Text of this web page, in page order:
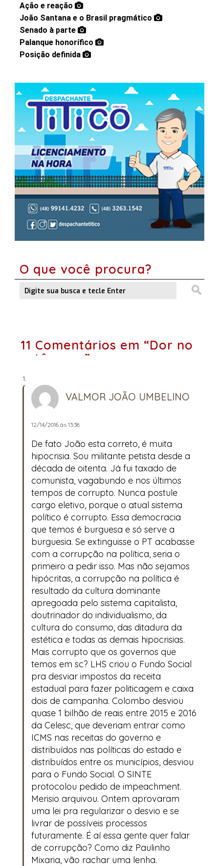
Ação e reação
João Santana e o Brasil pragmático
Senado à parte
Palanque honorífico
Posição definida
O que você procura?
11 Comentários em “Dor no
estômago”
VALMOR JOÃO UMBELINO
12/14/2016 às 13:38
De fato João esta correto, é muita
hipocrisia. Sou militante petista desde a
década de oitenta. Já fui taxado de
comunista, vagabundo e nos últimos
tempos de corrupto. Nunca postule
cargo eletivo, porque o atual sistema
político é corrupto. Essa democracia
que temos é burguesa e só serve a
burguesia. Se extinguisse o PT acabasse
com a corrupção na política, seria o
primeiro a pedir isso. Mas não sejamos
hipócritas, a corrupção na política é
resultado da cultura dominante
apregoada pelo sistema capitalista,
doutrinador do individualismo, da
cultura do consumo, das ditadura da
estética e todas as demais hipocrisias.
Mais corrupto que os governos que
temos em sc? LHS criou o Fundo Social
pra desviar impostos da receita
estadual para fazer politicagem e caixa
dois de campanha. Colombo desviou
quase 1 bilhão de reais entre 2015 e 2016
da Celesc, que deveriam entrar como
ICMS nas receitas do governo e
distribuídos nas políticas do estado e
distribuídos entre os municípios, desviou
para o Fundo Social. O SINTE
protocolou pedido de impeachment.
Merisio arquivou. Ontem aprovaram
uma lei pra regularizar o desvio e se
livrar de possíveis processos
futuramente. É aí essa gente quer falar
de corrupção? Como diz Paulinho
Mixaria, vão rachar uma lenha.